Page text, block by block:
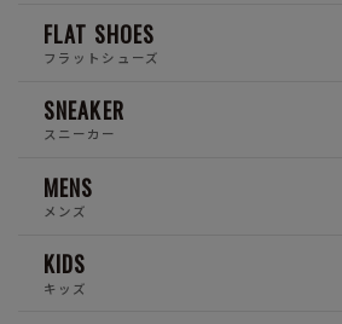
FLAT SHOES
フラットシューズ
SNEAKER
スニーカー
MENS
メンズ
KIDS
キッズ